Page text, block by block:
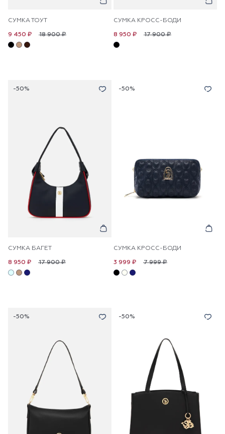
СУМКА ТОУТ
18 900 ₽
9 450 ₽
СУМКА КРОСС-БОДИ
17 900 ₽
8 950 ₽
-50%
СУМКА БАГЕТ
17 900 ₽
8 950 ₽
-50%
СУМКА КРОСС-БОДИ
7 999 ₽
3 999 ₽
-50% -50%